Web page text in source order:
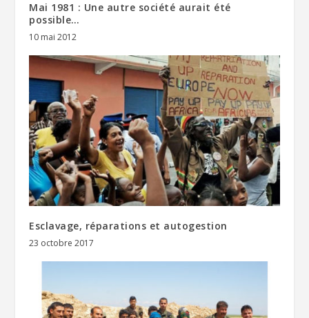
Mai 1981 : Une autre société aurait été
possible…
10 mai 2012
Esclavage, réparations et autogestion
23 octobre 2017